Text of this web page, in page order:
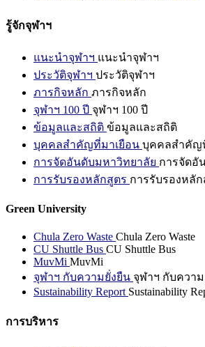
รู้จักจุฬาฯ
แนะนำจุฬาฯ แนะนำจุฬาฯ
ประวัติจุฬาฯ ประวัติจุฬาฯ
ภารกิจหลัก ภารกิจหลัก
จุฬาฯ 100 ปี จุฬาฯ 100 ปี
ข้อมูลและสถิติ ข้อมูลและสถิติ
บุคคลสำคัญที่มาเยือน บุคคลสำคัญ
การจัดอันดับมหาวิทยาลัย การจัดอั
การรับรองหลักสูตร การรับรองหลัก
Green University
Chula Zero Waste Chula Zero Waste
CU Shuttle Bus CU Shuttle Bus
MuvMi MuvMi
จุฬาฯ กับความยั่งยืน จุฬาฯ กับควา
Sustainability Report Sustainability
การบริหาร